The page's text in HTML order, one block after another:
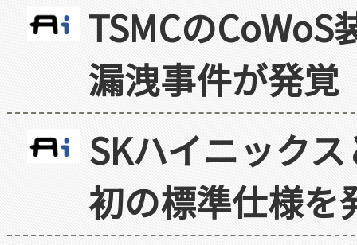
TSMCの
漏洩事件が発覚
SKハイニック
初の標準仕様を